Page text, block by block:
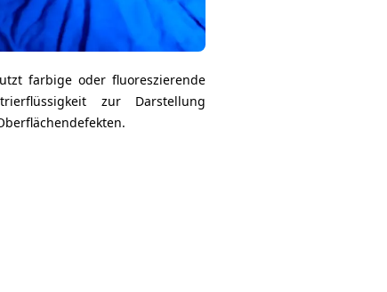
farbige oder fluoreszierende
zur Darstellung